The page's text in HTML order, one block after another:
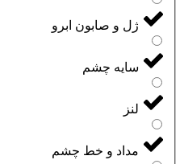
ژل و صابون ابرو
سایه چشم
لنز
مداد و خط چشم